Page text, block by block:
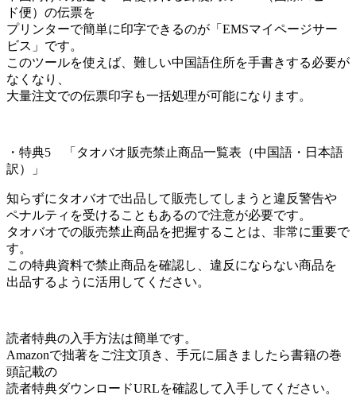
ド便）の伝票を
プリンターで簡単に印字できるのが「EMSマイページサー
ビス」です。
このツールを使えば、難しい中国語住所を手書きする必要が
なくなり、
大量注文での伝票印字も一括処理が可能になります。
・特典5 「タオバオ販売禁止商品一覧表（中国語・日本語
訳）」
知らずにタオバオで出品して販売してしまうと違反警告や
ペナルティを受けることもあるので注意が必要です。
タオバオでの販売禁止商品を把握することは、非常に重要で
す。
この特典資料で禁止商品を確認し、違反にならない商品を
出品するように活用してください。
読者特典の入手方法は簡単です。
Amazonで拙著をご注文頂き、手元に届きましたら書籍の巻
頭記載の
読者特典ダウンロードURLを確認して入手してください。